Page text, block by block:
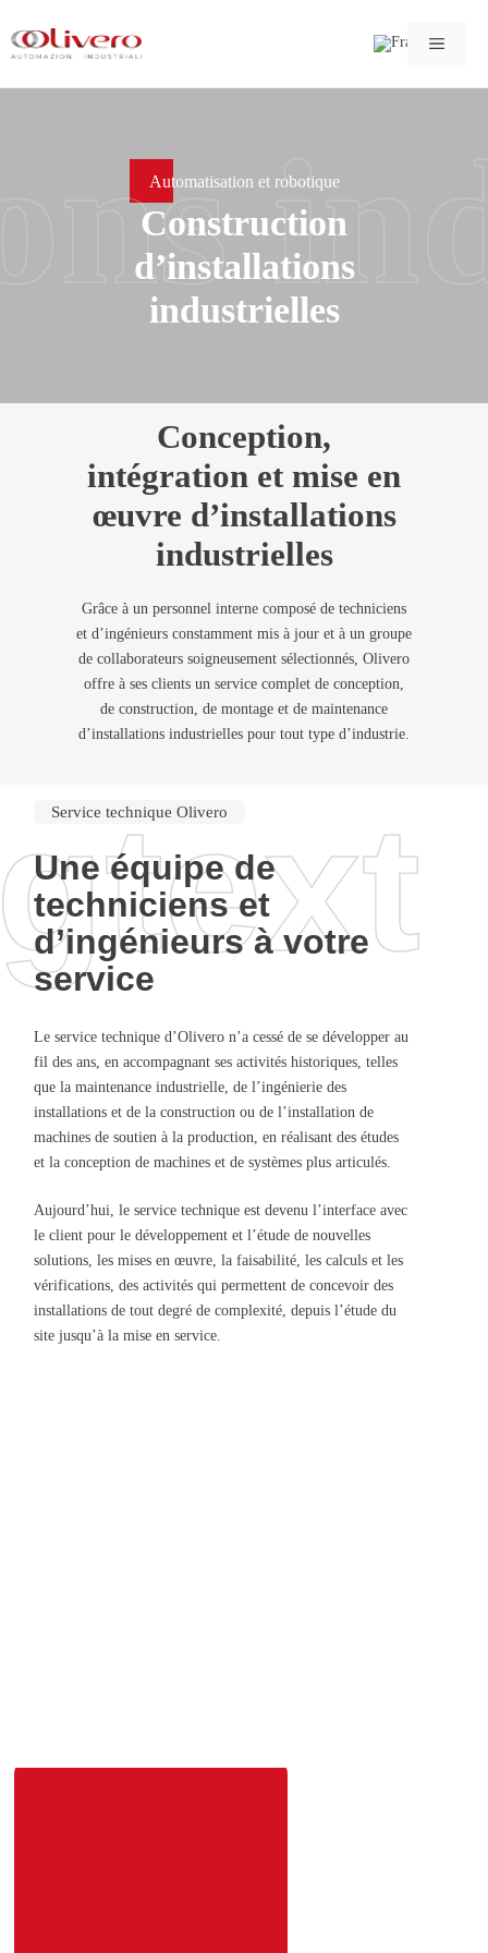
au
contenu
Automatisation et robotique
Construction
d’installations
industrielles
Conception,
intégration et mise en
œuvre d’installations
industrielles
Grâce à un personnel interne composé de techniciens
et d’ingénieurs constamment mis à jour et à un groupe
de collaborateurs soigneusement sélectionnés, Olivero
offre à ses clients un service complet de conception,
de construction, de montage et de maintenance
d’installations industrielles pour tout type d’industrie.
Service technique Olivero
Une équipe de
techniciens et
d’ingénieurs à votre
service
Le service technique d’Olivero n’a cessé de se développer au
fil des ans, en accompagnant ses activités historiques, telles
que la maintenance industrielle, de l’ingénierie des
installations et de la construction ou de l’installation de
machines de soutien à la production, en réalisant des études
et la conception de machines et de systèmes plus articulés.
Aujourd’hui, le service technique est devenu l’interface avec
le client pour le développement et l’étude de nouvelles
solutions, les mises en œuvre, la faisabilité, les calculs et les
vérifications, des activités qui permettent de concevoir des
installations de tout degré de complexité, depuis l’étude du
site jusqu’à la mise en service.